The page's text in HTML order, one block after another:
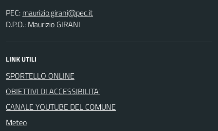
PEC:
D.P.O.: Maurizio GIRANI
LINK UTILI
SPORTELLO ONLINE
OBIETTIVI DI ACCESSIBILITA'
CANALE YOUTUBE DEL COMUNE
Meteo